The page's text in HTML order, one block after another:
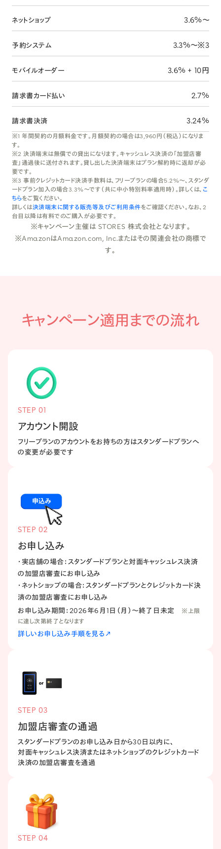
ネットショップ 3.6%〜
予約システム 3.3%〜※3
モバイルオーダー 3.6% + 10円
請求書カード払い 2.7%
請求書決済 3.24%
※1 年間契約の月額料金です。月額契約の場合は3,960円（税込）になりま
す。
※2 決済端末は無償での貸出になります。キャッシュレス決済の「加盟店審
査」通過後に送付されます。貸し出した決済端末はプラン解約時に返却が必
要です。
※3 事前クレジットカード決済手数料は、フリープランの場合5.2%〜、スタンダ
ードプラン加入の場合3.3%〜です（共に中小特別料率適用時）。詳しくは、 こ
ちらをご覧ください。
詳しくは決済端末に関する販売等及びご利用条件をご確認ください。なお、2
台目以降は有料でのご購入が必要です。
※キャンペーン主催は STORES 株式会社となります。
※AmazonはAmazon.com, Inc.またはその関連会社の商標で
す。
キャンペーン適用までの流れ
STEP 01
アカウント開設
フリープランのアカウントをお持ちの方はスタンダードプランへ
の変更が必要です
STEP 02
お申し込み
・実店舗の​場合：スタンダードプランと​対面キャッシュレス決済
の​加盟店審査に​お申し込み
・ネットショップの​場合：スタンダードプランと​クレジットカード決
済の​加盟店審査に​お申し込み
お申し込み期間： 2026年6月1日（月）〜終了日未定
※上限
に達し次第終了となります
詳しいお申し込み手順を見る
STEP 03
加盟店審査の​通過
スタンダードプランの​お申し込み日から​30日以内に、​
対面キャッシュレス決済または​ネットショップの​クレジットカード
決済の​加盟店審査を​通過
STEP 04